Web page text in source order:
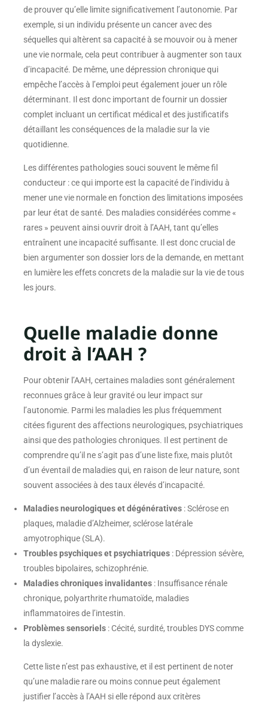
de prouver qu’elle limite significativement l’autonomie. Par
exemple, si un individu présente un cancer avec des
séquelles qui altèrent sa capacité à se mouvoir ou à mener
une vie normale, cela peut contribuer à augmenter son taux
d’incapacité. De même, une dépression chronique qui
empêche l’accès à l’emploi peut également jouer un rôle
déterminant. Il est donc important de fournir un dossier
complet incluant un certificat médical et des justificatifs
détaillant les conséquences de la maladie sur la vie
quotidienne.
Les différentes pathologies souci souvent le même fil
conducteur : ce qui importe est la capacité de l’individu à
mener une vie normale en fonction des limitations imposées
par leur état de santé. Des maladies considérées comme «
rares » peuvent ainsi ouvrir droit à l’AAH, tant qu’elles
entraînent une incapacité suffisante. Il est donc crucial de
bien argumenter son dossier lors de la demande, en mettant
en lumière les effets concrets de la maladie sur la vie de tous
les jours.
Quelle maladie donne
droit à l’AAH ?
Pour obtenir l’AAH, certaines maladies sont généralement
reconnues grâce à leur gravité ou leur impact sur
l’autonomie. Parmi les maladies les plus fréquemment
citées figurent des affections neurologiques, psychiatriques
ainsi que des pathologies chroniques. Il est pertinent de
comprendre qu’il ne s’agit pas d’une liste fixe, mais plutôt
d’un éventail de maladies qui, en raison de leur nature, sont
souvent associées à des taux élevés d’incapacité.
Maladies neurologiques et dégénératives: Sclérose en
plaques, maladie d’Alzheimer, sclérose latérale
amyotrophique (SLA).
Troubles psychiques et psychiatriques: Dépression sévère,
troubles bipolaires, schizophrénie.
Maladies chroniques invalidantes: Insuffisance rénale
chronique, polyarthrite rhumatoïde, maladies
inflammatoires de l’intestin.
Problèmes sensoriels: Cécité, surdité, troubles DYS comme
la dyslexie.
Cette liste n’est pas exhaustive, et il est pertinent de noter
qu’une maladie rare ou moins connue peut également
justifier l’accès à l’AAH si elle répond aux critères